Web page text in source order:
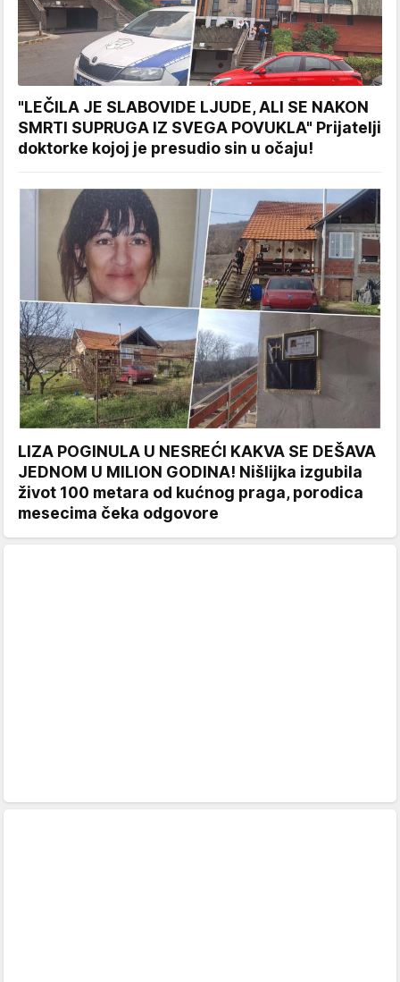
"LEČILA JE SLABOVIDE LJUDE, ALI SE NAKON
SMRTI SUPRUGA IZ SVEGA POVUKLA" Prijatelji
doktorke kojoj je presudio sin u očaju!
LIZA POGINULA U NESREĆI KAKVA SE DEŠAVA
JEDNOM U MILION GODINA! Nišlijka izgubila
život 100 metara od kućnog praga, porodica
mesecima čeka odgovore